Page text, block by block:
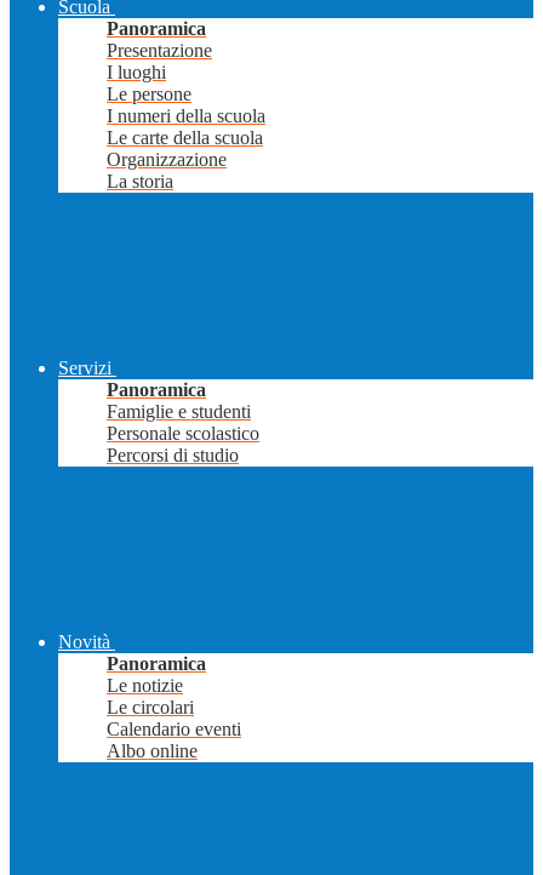
Scuola
Panoramica
Presentazione
I luoghi
Le persone
I numeri della scuola
Le carte della scuola
Organizzazione
La storia
Servizi
Panoramica
Famiglie e studenti
Personale scolastico
Percorsi di studio
Novità
Panoramica
Le notizie
Le circolari
Calendario eventi
Albo online